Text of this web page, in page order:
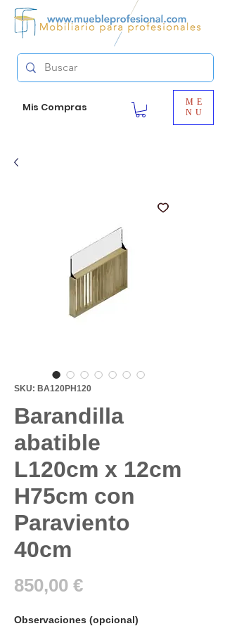
Mis Compras
ME
NU
SKU: BA120PH120
Barandilla
abatible
L120cm x 12cm
H75cm con
Paraviento
40cm
850,00 €Precio
Observaciones (opcional)